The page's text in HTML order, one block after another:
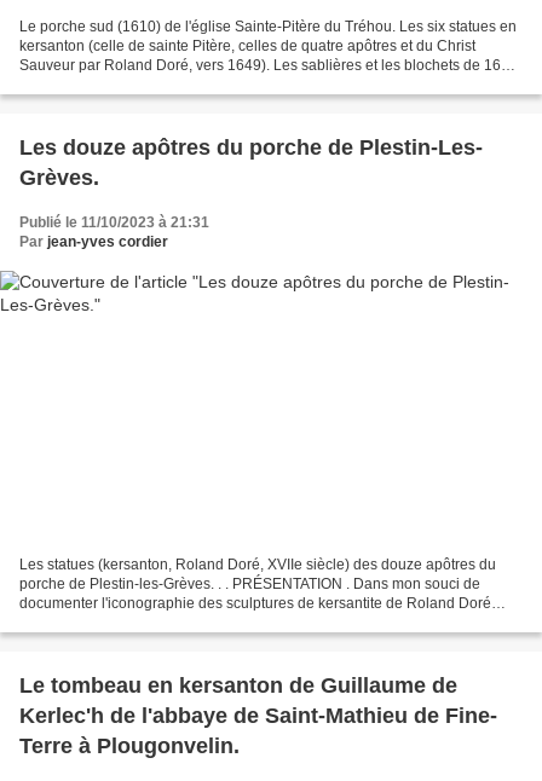
Le porche sud (1610) de l'église Sainte-Pitère du Tréhou. Les six statues en
kersanton (celle de sainte Pitère, celles de quatre apôtres et du Christ
Sauveur par Roland Doré, vers 1649). Les sablières et les blochets de 1610.
Les douze apôtres du porche de Plestin-Les-
Grèves.
Publié le 11/10/2023 à 21:31
Par jean-yves cordier
Les statues (kersanton, Roland Doré, XVIIe siècle) des douze apôtres du
porche de Plestin-les-Grèves. . . PRÉSENTATION . Dans mon souci de
documenter l'iconographie des sculptures de kersantite de Roland Doré
Le tombeau en kersanton de Guillaume de
Kerlec'h de l'abbaye de Saint-Mathieu de Fine-
Terre à Plougonvelin.